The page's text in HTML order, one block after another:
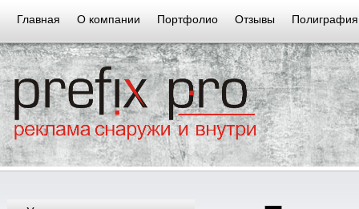
Главная О компании Портфолио Отзывы Полиграфия